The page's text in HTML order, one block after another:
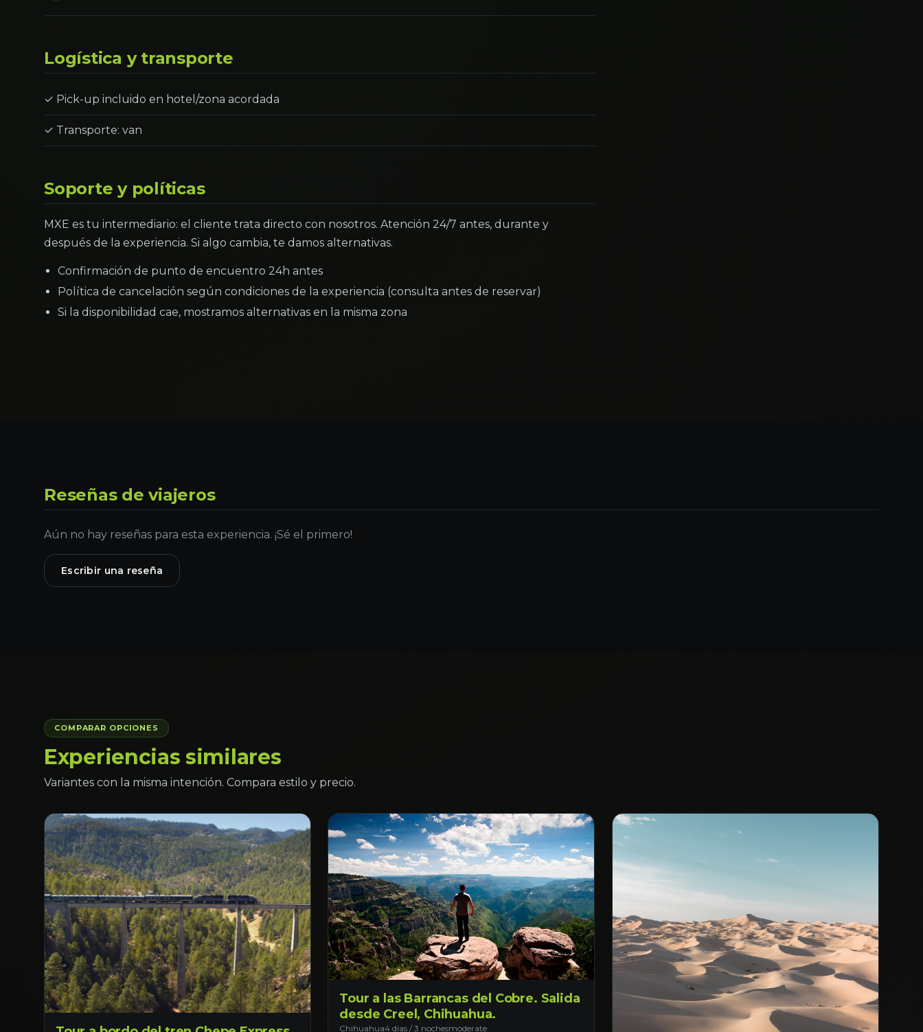
Logística y transporte
✓ Pick-up incluido en hotel/zona acordada
✓ Transporte: van
Soporte y políticas
MXE es tu intermediario: el cliente trata directo con nosotros. Atención 24/7 antes, durante y
después de la experiencia. Si algo cambia, te damos alternativas.
Confirmación de punto de encuentro 24h antes
Política de cancelación según condiciones de la experiencia (consulta antes de reservar)
Si la disponibilidad cae, mostramos alternativas en la misma zona
Reseñas de viajeros
Aún no hay reseñas para esta experiencia. ¡Sé el primero!
Escribir una reseña
COMPARAR OPCIONES
Experiencias similares
Variantes con la misma intención. Compara estilo y precio.
Tour a las Barrancas del Cobre. Salida
desde Creel, Chihuahua.
Chihuahua4 días / 3 nochesmoderate